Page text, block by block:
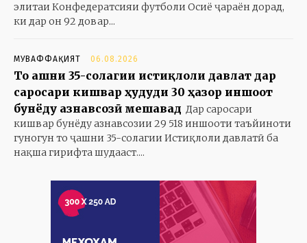
элитаи Конфедератсияи футболи Осиё ҷараён дорад,
ки дар он 92 довар...
МУВАФФАҚИЯТ 06.08.2026
То ҷашни 35-солагии истиқлоли давлат дар
саросари кишвар ҳудуди 30 ҳазор иншоот
бунёду азнавсозӣ мешавад Дар саросари
кишвар бунёду азнавсозии 29 518 иншооти таъйиноти
гуногун то ҷашни 35-солагии Истиқлоли давлатӣ ба
нақша гирифта шудааст....